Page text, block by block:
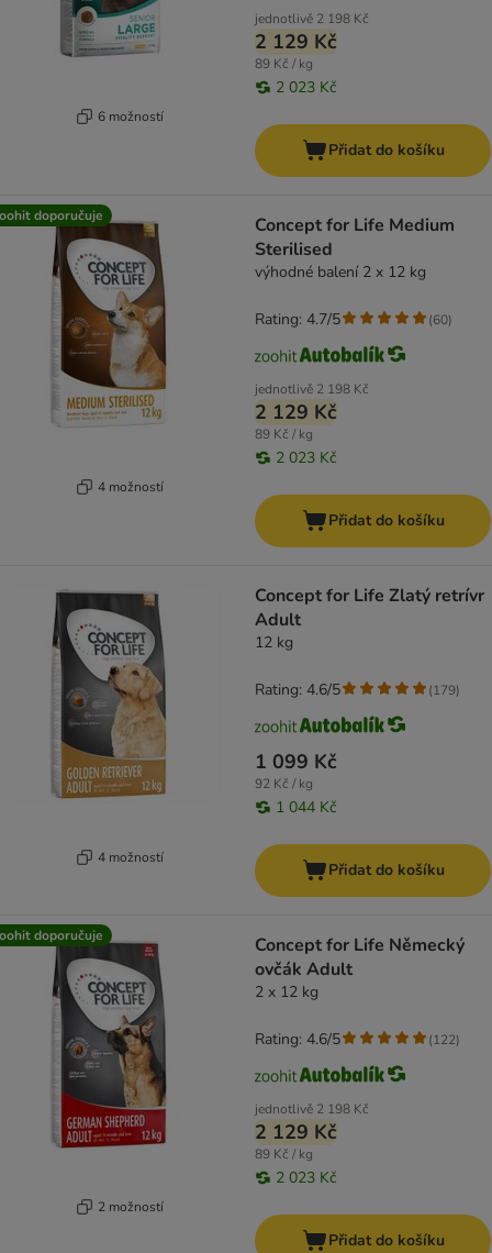
6 možností
jednotlivě 2 198 Kč
2 129 Kč
89 Kč / kg
2 023 Kč
Přidat do košíku
doporučuje
4 možností
Concept for Life Medium
Sterilised
výhodné balení 2 x 12 kg
jednotlivě 2 198 Kč
2 129 Kč
89 Kč / kg
2 023 Kč
Rating: 4.7/5 (60)
Přidat do košíku
4 možností
Concept for Life Zlatý retrívr
Adult
12 kg
1 099 Kč
92 Kč / kg
1 044 Kč
Rating: 4.6/5 (179)
Přidat do košíku
doporučuje
2 možností
Concept for Life Německý
ovčák Adult
2 x 12 kg
jednotlivě 2 198 Kč
2 129 Kč
89 Kč / kg
2 023 Kč
Rating: 4.6/5 (122)
Přidat do košíku